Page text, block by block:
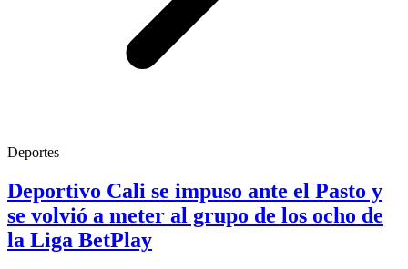
Deportes
Deportivo Cali se impuso ante el Pasto y
se volvió a meter al grupo de los ocho de
la Liga BetPlay